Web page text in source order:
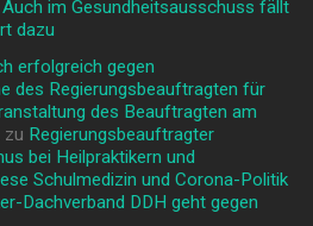
im Gesundheitsausschuss fällt
dazu
erfolgreich gegen
des Regierungsbeauftragten für
des Beauftragten am
zu Regierungsbeauftragter
bei Heilpraktikern und
Schulmedizin und Corona-Politik
Dachverband DDH geht gegen